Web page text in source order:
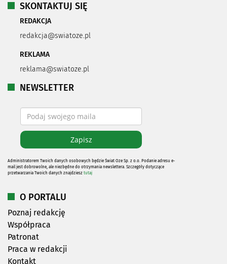
SKONTAKTUJ SIĘ
REDAKCJA
redakcja@swiatoze.pl
REKLAMA
reklama@swiatoze.pl
NEWSLETTER
Administratorem Twoich danych osobowych będzie Świat Oze Sp. z o.o. Podanie adresu e-
mail jest dobrowolne, ale niezbędne do otrzymania newslettera. Szczegóły dotyczące
przetwarzania Twoich danych znajdziesz tutaj
O PORTALU
Poznaj redakcję
Współpraca
Patronat
Praca w redakcji
Kontakt